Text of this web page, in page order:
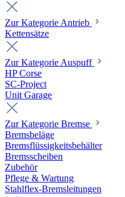
Zur Kategorie Antrieb
Kettensätze
Zur Kategorie Auspuff
HP Corse
SC-Project
Unit Garage
Zur Kategorie Bremse
Bremsbeläge
Bremsflüssigkeitsbehälter
Bremsscheiben
Zubehör
Pflege & Wartung
Stahlflex-Bremsleitungen